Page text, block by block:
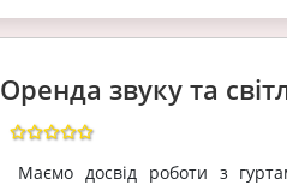
Оренда звуку та
Маємо досвід роботи з